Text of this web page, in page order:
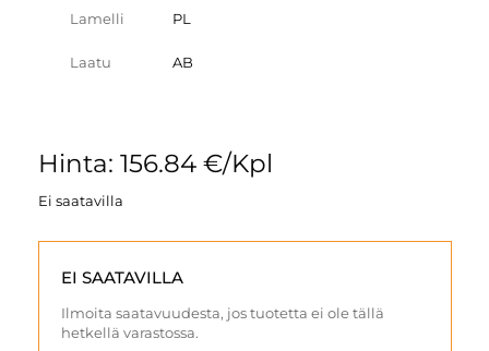
Lamelli PL
Laatu AB
Hinta: 156.84 €/Kpl
Ei saatavilla
EI SAATAVILLA
Ilmoita saatavuudesta, jos tuotetta ei ole tällä
hetkellä varastossa.